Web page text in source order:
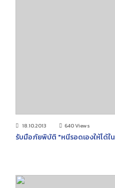
18.10.2013 640 Views
รับมือภัยพิบัติ "หนีรอดเองให้ได้ใ